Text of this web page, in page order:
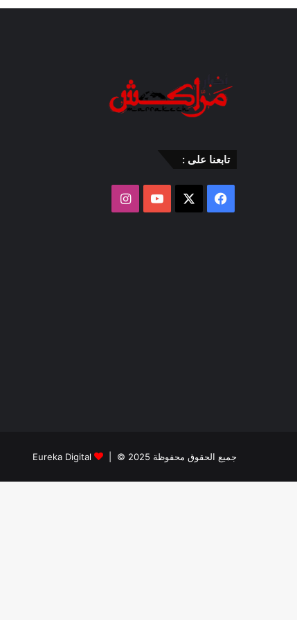
تابعنا على :
فيسبوك ‫YouTube
جميع الحقوق محفوظة 2025 © | Eureka Digital